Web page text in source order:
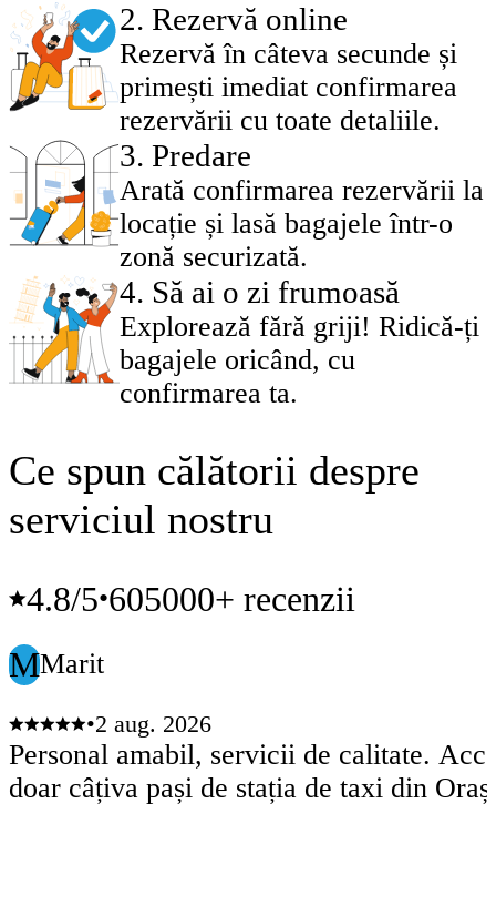
2. Rezervă online
Rezervă în câteva secunde și
primești imediat confirmarea
rezervării cu toate detaliile.
3. Predare
Arată confirmarea rezervării la
locație și lasă bagajele într-o
zonă securizată.
4. Să ai o zi frumoasă
Explorează fără griji! Ridică-ți
bagajele oricând, cu
confirmarea ta.
Ce spun călătorii despre
serviciul nostru
4.8/5•605000+ recenzii
MMarit
•2 aug. 2026
Personal amabil, servicii de calitate.
doar câțiva pași de stația de taxi din